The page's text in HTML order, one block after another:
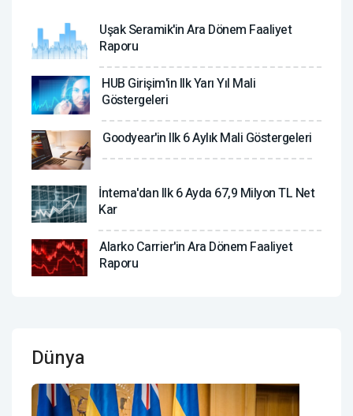
Uşak Seramik'in Ara Dönem Faaliyet
Raporu
HUB Girişim'in Ilk Yarı Yıl Mali
Göstergeleri
Goodyear'in Ilk 6 Aylık Mali Göstergeleri
İntema'dan Ilk 6 Ayda 67,9 Milyon TL Net
Kar
Alarko Carrier'in Ara Dönem Faaliyet
Raporu
Dünya